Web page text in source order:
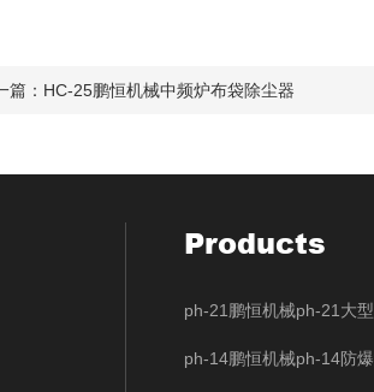
篇： HC-25鹏恒机械中频炉布袋除尘器
Products
ph-21鹏恒机械ph-21大
ph-14鹏恒机械ph-14防